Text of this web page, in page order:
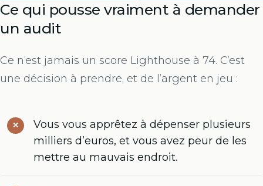
Ce qui pousse vraiment à demander
un audit
Ce n’est jamais un score Lighthouse à 74. C’est
une décision à prendre, et de l’argent en jeu :
Vous vous apprêtez à dépenser plusieurs
milliers d’euros, et vous avez peur de les
mettre au mauvais endroit.